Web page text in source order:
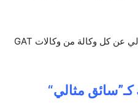
وتستهدف العملية يوميا سائق مثالي عن كل وكالة من وكالات GAT
مثالي“